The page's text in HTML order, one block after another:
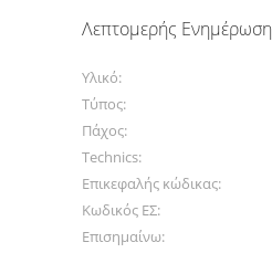
Λεπτομερής Ενημέρωση
Υλικό:
Τύπος:
Πάχος:
Technics:
Επικεφαλής κώδικας:
Κωδικός ΕΣ:
Επισημαίνω: